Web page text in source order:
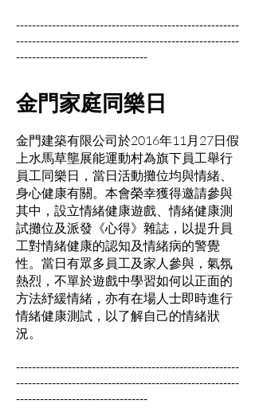
--------------------------------------------------------
--------------------------------------------------------
---------------------------------
金門家庭同樂日
金門建築有限公司於2016年11月27日假
上水馬草壟展能運動村為旗下員工舉行
員工同樂日，當日活動攤位均與情緒、
身心健康有關。本會榮幸獲得邀請參與
其中，設立情緒健康遊戲、情緒健康測
試攤位及派發《心得》雜誌，以提升員
工對情緒健康的認知及情緒病的警覺
性。當日有眾多員工及家人參與，氣氛
熱烈，不單於遊戲中學習如何以正面的
方法紓緩情緒，亦有在場人士即時進行
情緒健康測試，以了解自己的情緒狀
況。
--------------------------------------------------------
--------------------------------------------------------
---------------------------------